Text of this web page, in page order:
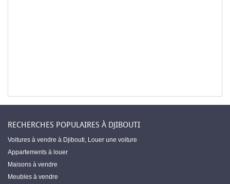
RECHERCHES POPULAIRES À DJIBOUTI
Voitures à vendre à Djibouti, Louer une voiture
Appartements à louer
Maisons à vendre
Meubles à vendre